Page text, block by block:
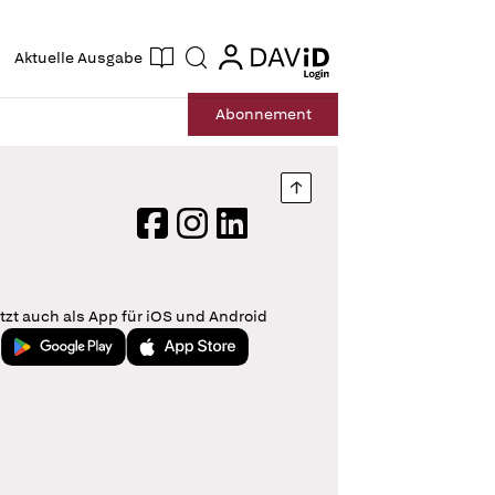
Aktuelle Ausgabe Suche login
login
Abonnement
Nach oben springen
FacebookInstagram
LinkedIn
auch als App für iOS und Android
Jetzt bei Google PlayLaden im App Store